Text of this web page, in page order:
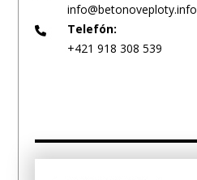
info@betonoveploty.info
Telefón:
+421 918 308 539